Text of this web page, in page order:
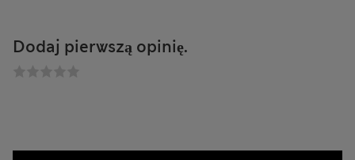
Dodaj pierwszą opinię.